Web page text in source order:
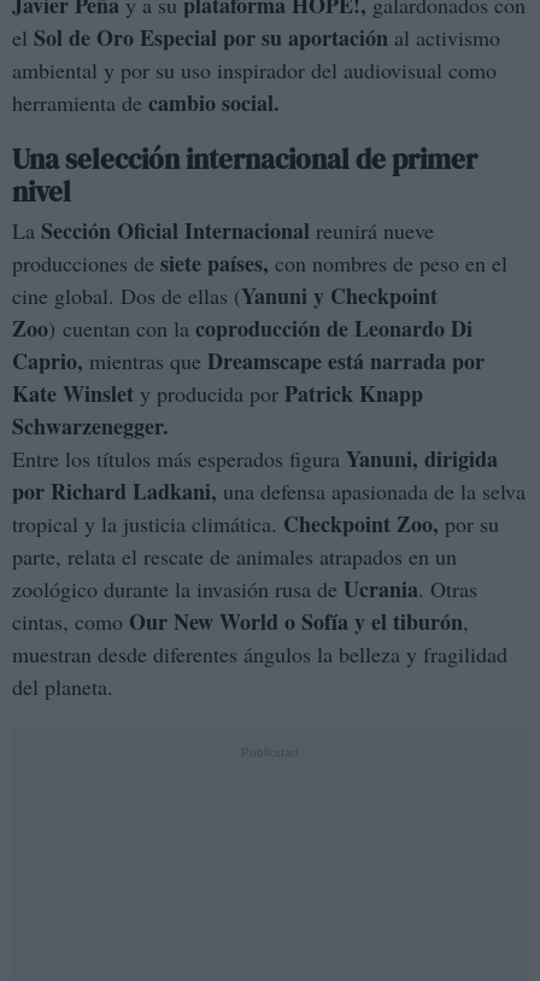
el Sol de Oro Especial por su aportación al activismo
ambiental y por su uso inspirador del audiovisual como
herramienta de cambio social.
Una selección internacional de primer
nivel
La Sección Oficial Internacional reunirá nueve
producciones de siete países, con nombres de peso en el
cine global. Dos de ellas (Yanuni y Checkpoint
Zoo) cuentan con la coproducción de Leonardo Di
Caprio, mientras que Dreamscape está narrada por
Kate Winslet y producida por Patrick Knapp
Schwarzenegger.
Entre los títulos más esperados figura Yanuni, dirigida
por Richard Ladkani, una defensa apasionada de la selva
tropical y la justicia climática. Checkpoint Zoo, por su
parte, relata el rescate de animales atrapados en un
zoológico durante la invasión rusa de Ucrania. Otras
cintas, como Our New World o Sofía y el tiburón,
muestran desde diferentes ángulos la belleza y fragilidad
del planeta.